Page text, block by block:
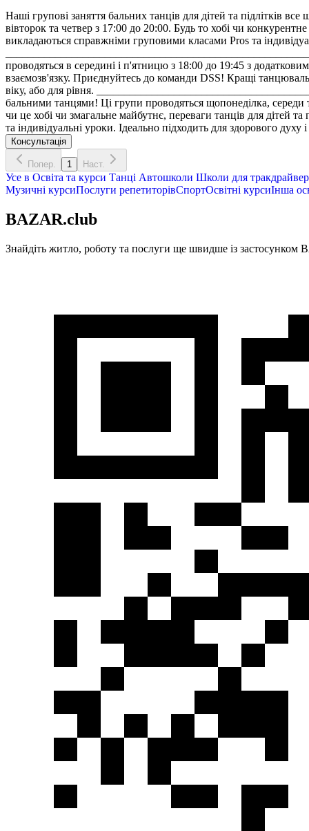
Наші групові заняття бальних танців для дітей та підлітків
вівторок та четвер з 17:00 до 20:00. Будь то хобі чи
викладаються справжніми груповими класами Pros та
проводяться в середині і п'ятницю з 18:00 до 19:45 з
взаємозв'язку. Приєднуйтесь до команди DSS! Кращі
віку, або для рівня.
бальними танцями! Ці групи проводяться щопонеділка, середи
чи це хобі чи змагальне майбутнє, переваги танців для дітей
та індивідуальні уроки. Ідеально підходить для здорового духу
Консультація
Попер. 1 Наст.
Усе в Освіта та курси Танці Автошколи Школи для
Музичні курсиПослуги репетиторівСпортОсвітні курсиІнша
BAZAR.club
Знайдіть житло, роботу та послуги ще швидше із застосунком